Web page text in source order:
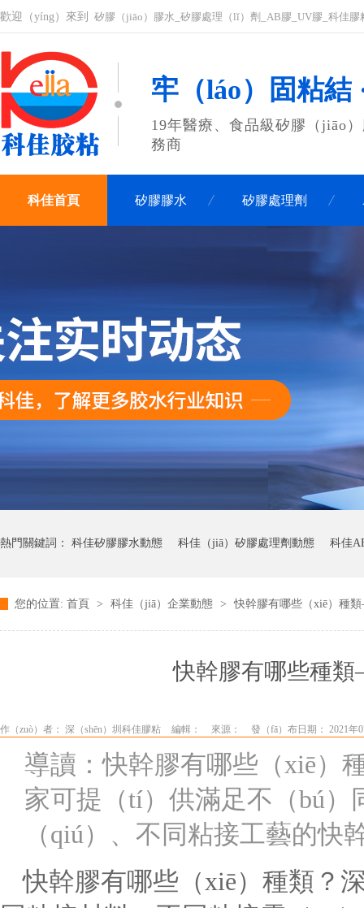
歡迎（yíng）來到 矽膠（jiāo）膠水_矽膠處理（lǐ）劑_AB膠_UV膠_科佳膠
牢（láo）固粘結
19年醫療、食品級矽膠（jiāo
務商
科佳首頁 矽膠膠水 矽膠處理劑
熱門關鍵詞： 科佳矽膠膠水動態 科佳（jiā）矽膠處理劑動態 科佳
科佳快幹膠動態
您的位置: 首頁 > 科佳（jiā）企業動態 > 快幹膠有哪些（xiē）種
快幹膠有哪些種
作（zuò）者： 深（shēn）圳科佳膠粘 編輯： 來源： 發（fā）布日期： 2021年
導讀：快幹膠有哪些（xiē）
家可提（tí）供滿足不（bú）
（qiú）、不同粘接工藝的快
快幹膠有哪些（xiē）種類？